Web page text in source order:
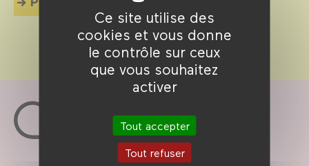
Ce site utilise des
cookies et vous donne
le contrôle sur ceux
que vous souhaitez
activer
Tout accepter
Tout refuser